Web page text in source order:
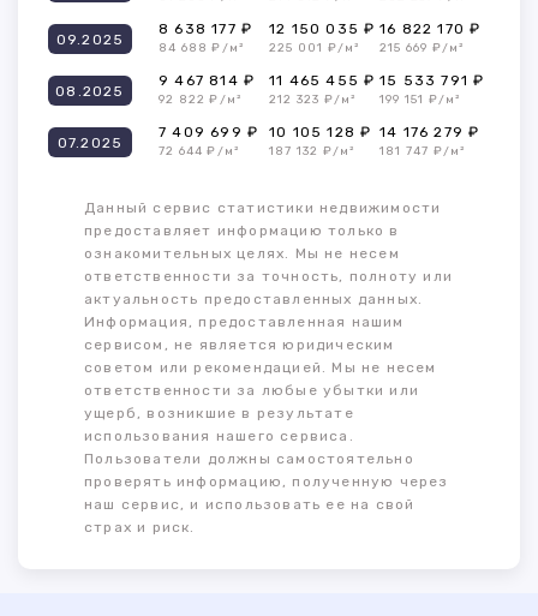
09.2025
8 638 177 ₽
84 688 ₽/м²
12 150 035 ₽
225 001 ₽/м²
16 822 170 ₽
215 669 ₽/м²
08.2025
9 467 814 ₽
92 822 ₽/м²
11 465 455 ₽
212 323 ₽/м²
15 533 791 ₽
199 151 ₽/м²
07.2025
7 409 699 ₽
72 644 ₽/м²
10 105 128 ₽
187 132 ₽/м²
14 176 279 ₽
181 747 ₽/м²
Данный сервис статистики недвижимости
предоставляет информацию только в
ознакомительных целях. Мы не несем
ответственности за точность, полноту или
актуальность предоставленных данных.
Информация, предоставленная нашим
сервисом, не является юридическим
советом или рекомендацией. Мы не несем
ответственности за любые убытки или
ущерб, возникшие в результате
использования нашего сервиса.
Пользователи должны самостоятельно
проверять информацию, полученную через
наш сервис, и использовать ее на свой
страх и риск.